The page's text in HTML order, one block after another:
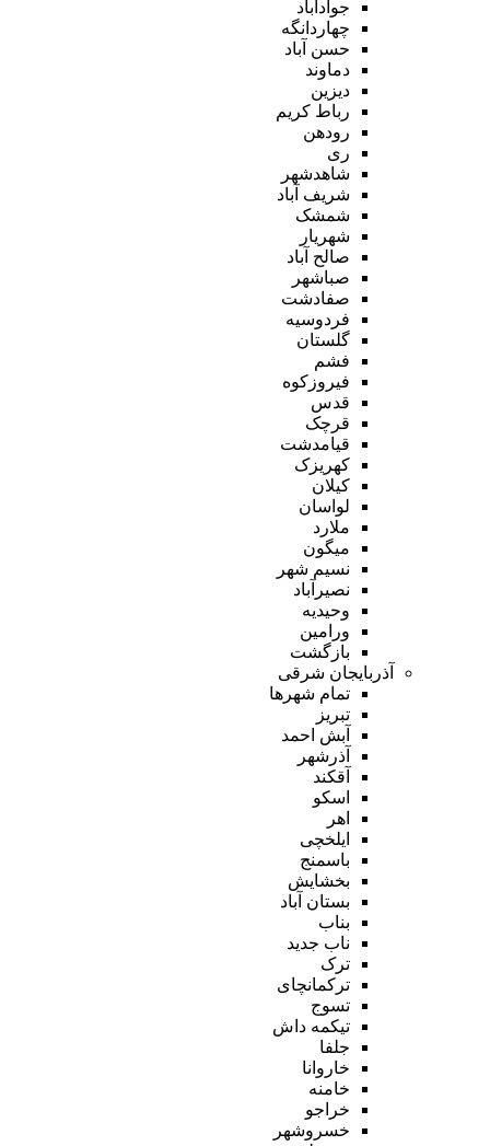
جوادآباد
چهاردانگه
حسن آباد
دماوند
دیزین
رباط کریم
رودهن
ری
شاهدشهر
شریف آباد
شمشک
شهریار
صالح آباد
صباشهر
صفادشت
فردوسیه
گلستان
فشم
فیروزکوه
قدس
قرچک
قیامدشت
کهریزک
کیلان
لواسان
ملارد
میگون
نسیم شهر
نصیرآباد
وحیدیه
ورامین
بازگشت
آذربایجان شرقی
تمام شهر‌ها
تبریز
آبش احمد
آذرشهر
آقکند
اسکو
اهر
ایلخچی
باسمنج
بخشایش
بستان آباد
بناب
ناب جدید
ترک
ترکمانچای
تسوج
تیکمه داش
جلفا
خاروانا
خامنه
خراجو
خسروشهر